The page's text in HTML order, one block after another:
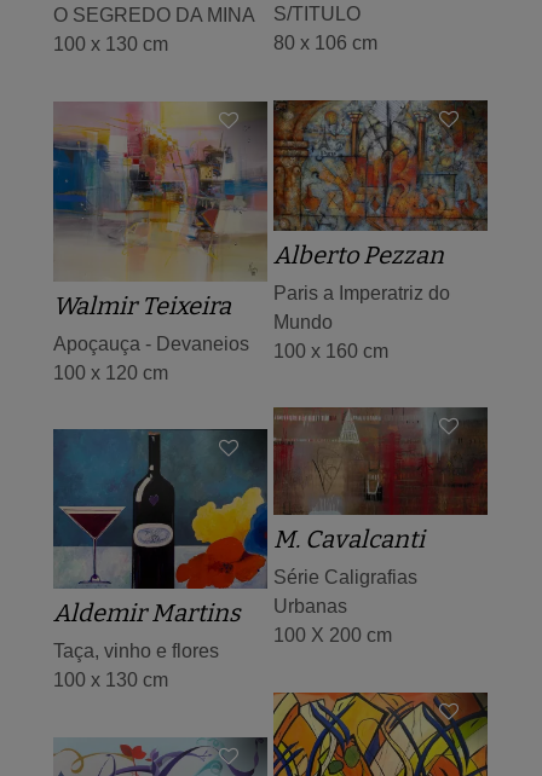
S/TITULO
80 x 106 cm
O SEGREDO DA MINA
100 x 130 cm
Alberto Pezzan
Paris a Imperatriz do
Mundo
100 x 160 cm
Walmir Teixeira
Apoçauça - Devaneios
100 x 120 cm
M. Cavalcanti
Série Caligrafias
Urbanas
100 X 200 cm
Aldemir Martins
Taça, vinho e flores
100 x 130 cm